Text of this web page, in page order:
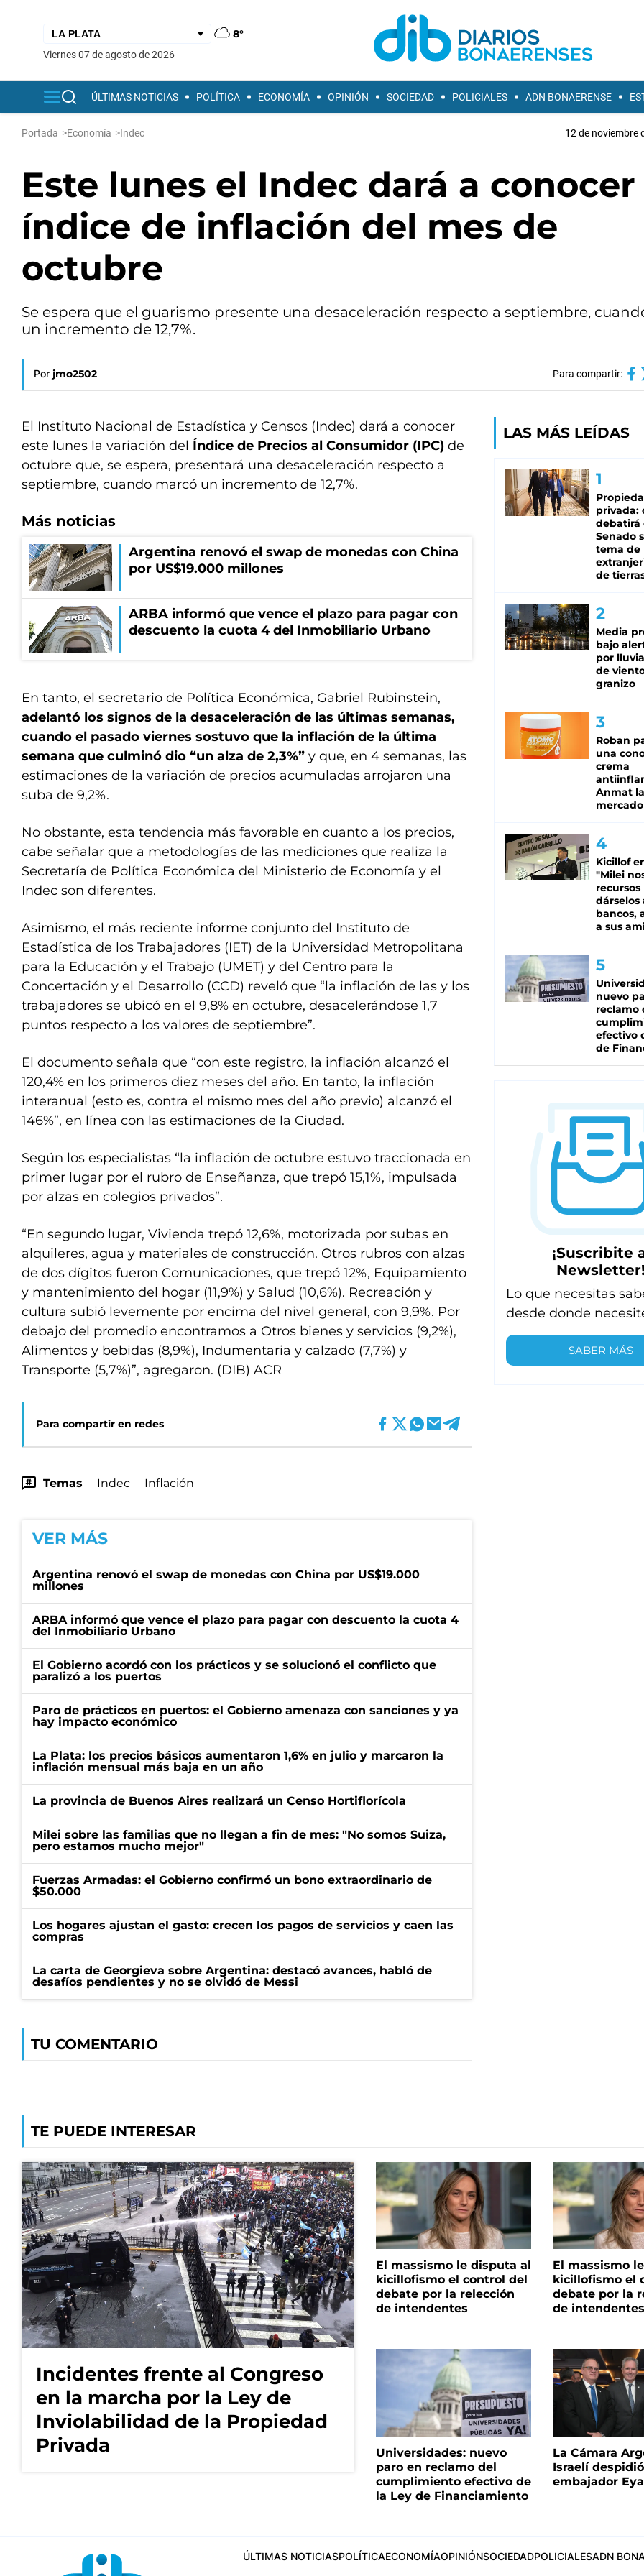
8°
viernes 07 de agosto de 2026
ÚLTIMAS NOTICIAS POLÍTICA ECONOMÍA OPINIÓN SOCIEDAD POLICIALES ADN BONAERENSE
Portada >Economía >Indec 12 de noviembre
Este lunes el Indec dará a conocer
índice de inflación del mes de
octubre
Se espera que el guarismo presente una desaceleración respecto a septiembre,
un incremento de 12,7%.
Por jmo2502 Para compartir:
El Instituto Nacional de Estadística y Censos (Indec) dará a conocer
este lunes la variación del Índice de Precios al Consumidor (IPC) de
octubre que, se espera, presentará una desaceleración respecto a
septiembre, cuando marcó un incremento de 12,7%.
Más noticias
Argentina renovó el swap de monedas con China
por US$19.000 millones
ARBA informó que vence el plazo para pagar con
descuento la cuota 4 del Inmobiliario Urbano
En tanto, el secretario de Política Económica, Gabriel Rubinstein,
adelantó los signos de la desaceleración de las últimas semanas,
cuando el pasado viernes sostuvo que la inflación de la última
semana que culminó dio “un alza de 2,3%” y que, en 4 semanas, las
estimaciones de la variación de precios acumuladas arrojaron una
suba de 9,2%.
No obstante, esta tendencia más favorable en cuanto a los precios,
cabe señalar que a metodologías de las mediciones que realiza la
Secretaría de Política Económica del Ministerio de Economía y el
Indec son diferentes.
Asimismo, el más reciente informe conjunto del Instituto de
Estadística de los Trabajadores (IET) de la Universidad Metropolitana
para la Educación y el Trabajo (UMET) y del Centro para la
Concertación y el Desarrollo (CCD) reveló que “la inflación de las y los
trabajadores se ubicó en el 9,8% en octubre, desacelerándose 1,7
puntos respecto a los valores de septiembre”.
El documento señala que “con este registro, la inflación alcanzó el
120,4% en los primeros diez meses del año. En tanto, la inflación
interanual (esto es, contra el mismo mes del año previo) alcanzó el
146%”, en línea con las estimaciones de la Ciudad.
Según los especialistas “la inflación de octubre estuvo traccionada en
primer lugar por el rubro de Enseñanza, que trepó 15,1%, impulsada
por alzas en colegios privados”.
“En segundo lugar, Vivienda trepó 12,6%, motorizada por subas en
alquileres, agua y materiales de construcción. Otros rubros con alzas
de dos dígitos fueron Comunicaciones, que trepó 12%, Equipamiento
y mantenimiento del hogar (11,9%) y Salud (10,6%). Recreación y
cultura subió levemente por encima del nivel general, con 9,9%. Por
debajo del promedio encontramos a Otros bienes y servicios (9,2%),
Alimentos y bebidas (8,9%), Indumentaria y calzado (7,7%) y
Transporte (5,7%)”, agregaron. (DIB) ACR
Para compartir en redes
Temas Indec Inflación
VER MÁS
Argentina renovó el swap de monedas con China por US$19.000
millones
ARBA informó que vence el plazo para pagar con descuento la cuota 4
del Inmobiliario Urbano
El Gobierno acordó con los prácticos y se solucionó el conflicto que
paralizó a los puertos
Paro de prácticos en puertos: el Gobierno amenaza con sanciones y ya
hay impacto económico
La Plata: los precios básicos aumentaron 1,6% en julio y marcaron la
inflación mensual más baja en un año
La provincia de Buenos Aires realizará un Censo Hortiflorícola
Milei sobre las familias que no llegan a fin de mes: "No somos Suiza,
pero estamos mucho mejor"
Fuerzas Armadas: el Gobierno confirmó un bono extraordinario de
$50.000
Los hogares ajustan el gasto: crecen los pagos de servicios y caen las
compras
La carta de Georgieva sobre Argentina: destacó avances, habló de
desafíos pendientes y no se olvidó de Messi
TU COMENTARIO
LAS MÁS LEÍDAS
privada:
debatirá
Senado
tema de
de
Media
bajo
por
de
granizo
Roban
una
crema
Anmat
mercado
Kicillof
"Milei
recursos
dárselos
bancos,
a sus
nuevo
reclamo
efectivo
de
¡Suscribite
Newsletter!
Lo que necesitas
desde donde
SABER MÁS
TE PUEDE INTERESAR
Incidentes frente al Congreso
en la marcha por la Ley de
Inviolabilidad de la Propiedad
Privada
El massismo le disputa al
kicillofismo el control del
debate por la relección
de intendentes
El massismo
kicillofismo el
debate por la
de intendentes
Universidades: nuevo
paro en reclamo del
cumplimiento efectivo de
la Ley de Financiamiento
La Cámara
Israelí
embajador
ÚLTIMAS NOTICIASPOLÍTICAECONOMÍAOPINIÓNSOCIEDADPOLICIALESADN